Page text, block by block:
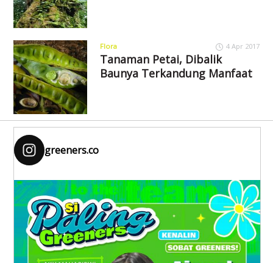
Flora 4 Apr 2017
Tanaman Petai, Dibalik
Baunya Terkandung Manfaat
greeners.co